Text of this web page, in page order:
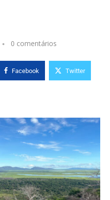
0 comentários
Facebook Twitter